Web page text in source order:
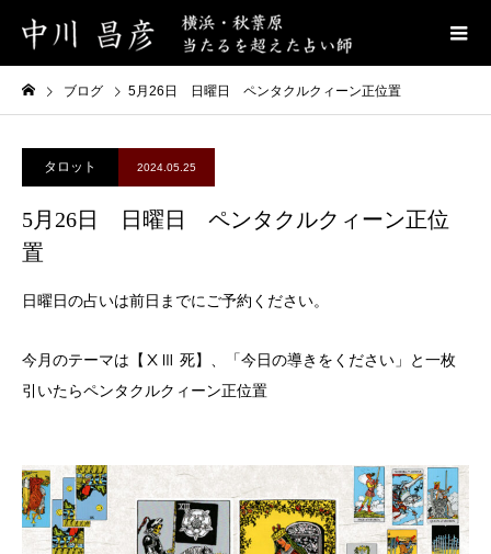
ブログ 5月26日 日曜日 ペンタクルクィーン正位置
タロット 2024.05.25
5月26日 日曜日 ペンタクルクィーン正位
置
日曜日の占いは前日までにご予約ください。
今月のテーマは【ⅩⅢ 死】、「今日の導きをください」と一枚
引いたらペンタクルクィーン正位置